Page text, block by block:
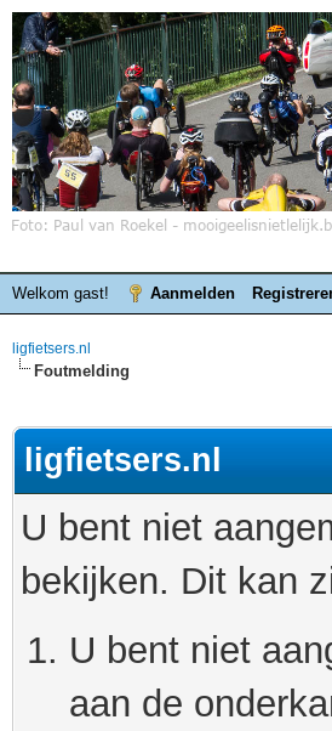
Welkom gast! Aanmelden
ligfietsers.nl
Foutmelding
ligfietsers.nl
U bent niet
bekijken. Dit kan
U bent niet
aan de